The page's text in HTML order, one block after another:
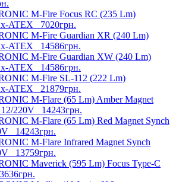
M-Fire Focus RC (235 Lm)
ATEX 7020грн.
M-Fire Guardian XR (240 Lm)
ATEX 14586грн.
M-Fire Guardian XW (240 Lm)
ATEX 14586грн.
M-Fire SL-112 (222 Lm)
ATEX 21879грн.
M-Flare (65 Lm) Amber Magnet
12/220V 14243грн.
M-Flare (65 Lm) Red Magnet Synch
14243грн.
M-Flare Infrared Magnet Synch
13759грн.
Maverick (595 Lm) Focus Type-C
3636грн.